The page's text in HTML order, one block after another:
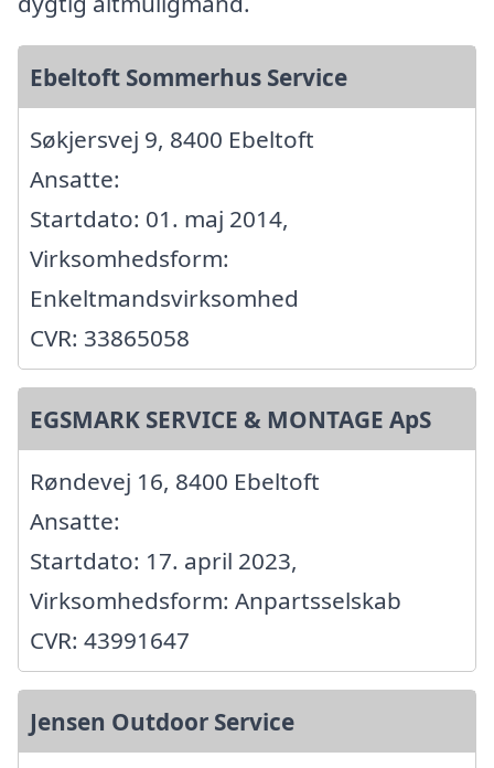
Ebeltoft Sommerhus Service
Søkjersvej 9, 8400 Ebeltoft
Ansatte:
Startdato: 01. maj 2014,
Virksomhedsform:
Enkeltmandsvirksomhed
CVR: 33865058
EGSMARK SERVICE & MONTAGE ApS
Røndevej 16, 8400 Ebeltoft
Ansatte:
Startdato: 17. april 2023,
Virksomhedsform: Anpartsselskab
CVR: 43991647
Jensen Outdoor Service